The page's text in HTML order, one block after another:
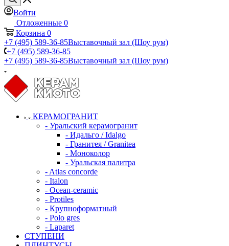
Войти
Отложенные 0
Корзина 0
+7 (495) 589-36-85Выставочный зал (Шоу рум)
+7 (495) 589-36-85
+7 (495) 589-36-85Выставочный зал (Шоу рум)
КЕРАМОГРАНИТ
- Уральский керамогранит
- Идальго / Idalgo
- Гранитея / Granitea
- Моноколор
- Уральская палитра
- Atlas concorde
- Italon
- Ocean-ceramic
- Protiles
- Крупноформатный
- Polo gres
- Laparet
СТУПЕНИ